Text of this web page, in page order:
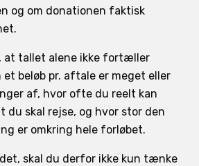
og om donationen faktisk
at tallet alene ikke fortæller
beløb pr. aftale er meget eller
af, hvor ofte du reelt kan
du skal rejse, og hvor stor den
er omkring hele forløbet.
skal du derfor ikke kun tænke